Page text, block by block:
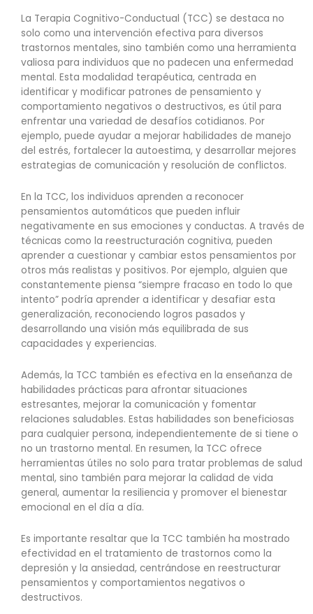
La Terapia Cognitivo-Conductual (TCC) se destaca no
solo como una intervención efectiva para diversos
trastornos mentales, sino también como una herramienta
valiosa para individuos que no padecen una enfermedad
mental. Esta modalidad terapéutica, centrada en
identificar y modificar patrones de pensamiento y
comportamiento negativos o destructivos, es útil para
enfrentar una variedad de desafíos cotidianos. Por
ejemplo, puede ayudar a mejorar habilidades de manejo
del estrés, fortalecer la autoestima, y desarrollar mejores
estrategias de comunicación y resolución de conflictos.
En la TCC, los individuos aprenden a reconocer
pensamientos automáticos que pueden influir
negativamente en sus emociones y conductas. A través de
técnicas como la reestructuración cognitiva, pueden
aprender a cuestionar y cambiar estos pensamientos por
otros más realistas y positivos. Por ejemplo, alguien que
constantemente piensa “siempre fracaso en todo lo que
intento” podría aprender a identificar y desafiar esta
generalización, reconociendo logros pasados y
desarrollando una visión más equilibrada de sus
capacidades y experiencias.
Además, la TCC también es efectiva en la enseñanza de
habilidades prácticas para afrontar situaciones
estresantes, mejorar la comunicación y fomentar
relaciones saludables. Estas habilidades son beneficiosas
para cualquier persona, independientemente de si tiene o
no un trastorno mental. En resumen, la TCC ofrece
herramientas útiles no solo para tratar problemas de salud
mental, sino también para mejorar la calidad de vida
general, aumentar la resiliencia y promover el bienestar
emocional en el día a día.
Es importante resaltar que la TCC también ha mostrado
efectividad en el tratamiento de trastornos como la
depresión y la ansiedad, centrándose en reestructurar
pensamientos y comportamientos negativos o
destructivos.